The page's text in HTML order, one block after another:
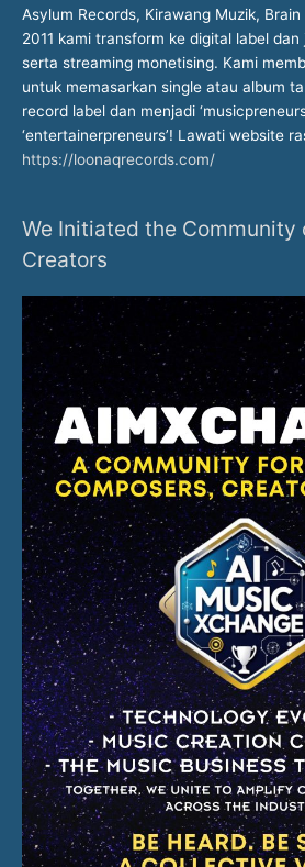
Asylum Records, Kirawang Muzik,
2011 kami transform ke digital label
serta streaming monetising. Kami
untuk memasarkan single atau album
record label dan menjadi
‘entertainerpreneurs’! Lawati website
https://loonaqrecords.com/
We Initiated the Community
Creators